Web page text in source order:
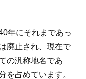
年にそれまであっ
廃止され、現在で
の汎称地名であ
を占めています。